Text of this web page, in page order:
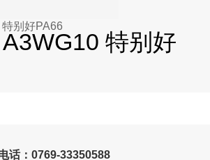
别好PA66
特别好
话：0769-33350588